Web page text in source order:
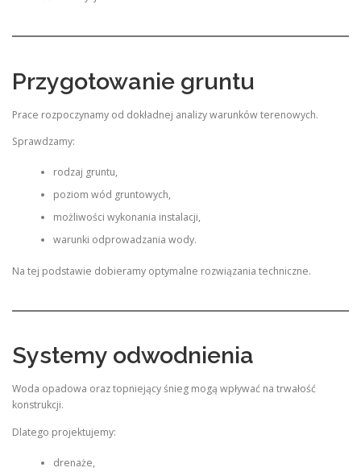
Przygotowanie gruntu
Prace rozpoczynamy od dokładnej analizy warunków terenowych.
Sprawdzamy:
rodzaj gruntu,
poziom wód gruntowych,
możliwości wykonania instalacji,
warunki odprowadzania wody.
Na tej podstawie dobieramy optymalne rozwiązania techniczne.
Systemy odwodnienia
Woda opadowa oraz topniejący śnieg mogą wpływać na trwałość
konstrukcji.
Dlatego projektujemy:
drenaże,